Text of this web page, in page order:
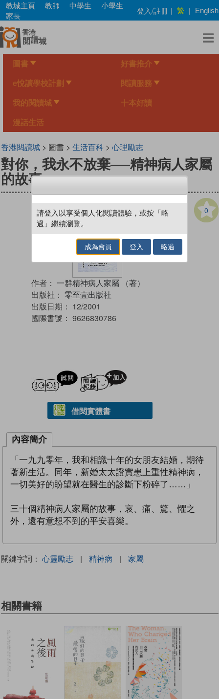
Skip
main
content
教城主頁 教師 中學生
小學生
家長
登入/註冊 | 繁 | English
圖書 好書推介
e悅讀學校計劃 閱讀服務
我的閱讀城 十本好讀
漫話生活
香港閱讀城> 圖書 > 生活百科> 心理勵志
對你，我永不放棄──精神病人家屬
的故事
0
作者： 一群精神病人家屬 （著）
出版社： 零至壹出版社
出版日期： 12/2001
國際書號： 9626830786
試閲
借閱實體書
內容簡介
「一九九零年，我和相識十年的女朋友結婚，期待
著新生活。同年，新婚太太證實患上重性精神病，
一切美好的盼望就在醫生的診斷下粉碎了……」
三十個精神病人家屬的故事，哀、痛、驚、懼之
外，還有意想不到的平安喜樂。
關鍵字詞： 心靈勵志 | 精神病 | 家屬
相關書籍
請登入以享受個人化閱讀體驗，或按「略
過」繼續瀏覽。
成為會員 登入 略過